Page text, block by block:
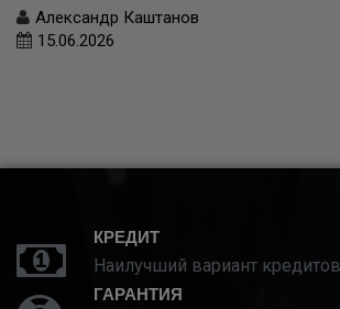
Александр Каштанов
15.06.2026
КРЕДИТ
Наилучший вариант
ГАРАНТИЯ